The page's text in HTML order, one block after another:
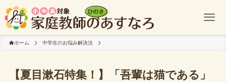
ホーム 中学生のお悩み解決法
【夏目漱石特集！】「吾輩は猫である」